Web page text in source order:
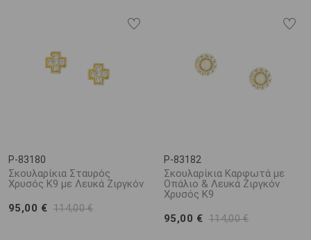
P-83180
Σκουλαρίκια Σταυρός
Χρυσός K9 με Λευκά Ζιργκόν
95,00 € 114,00 €
P-83182
Σκουλαρίκια Καρφωτά με
Οπάλιο & Λευκά Ζιργκόν
Χρυσός Κ9
95,00 € 114,00 €